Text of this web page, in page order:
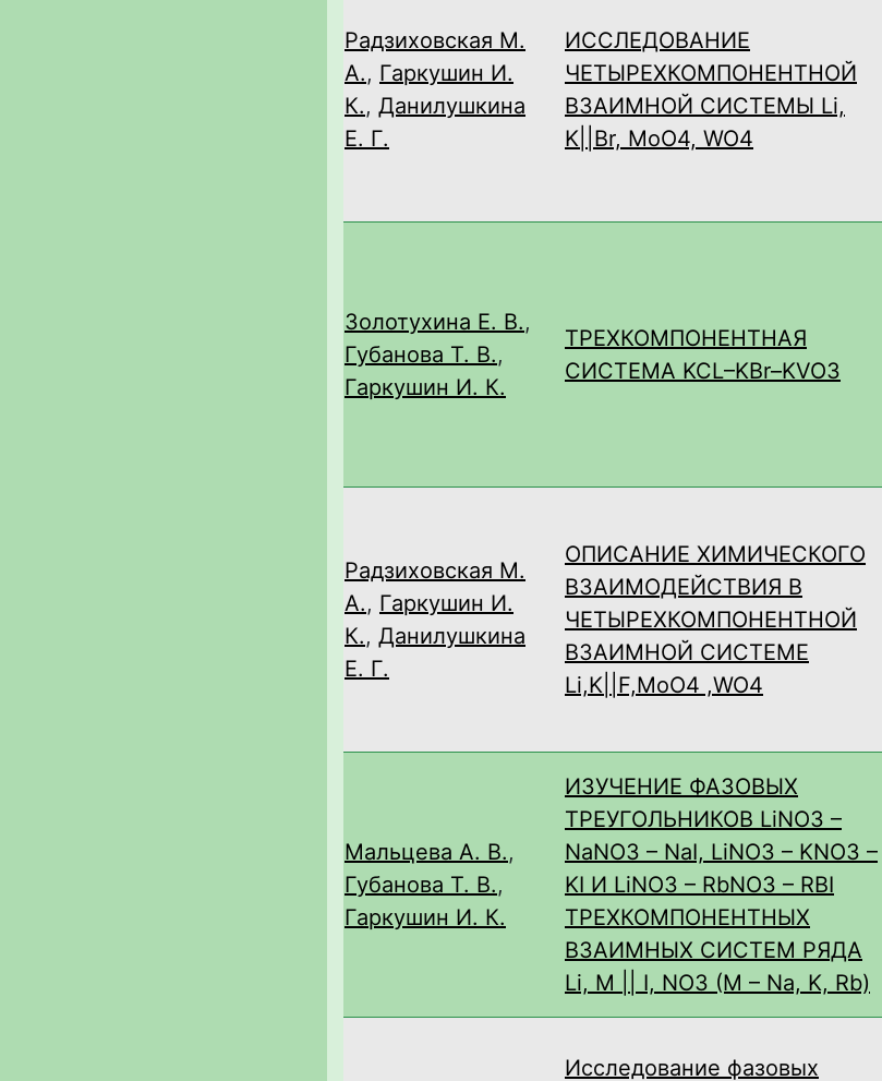
Радзиховская М.
А., Гаркушин И.
К., Данилушкина
Е. Г.
ИССЛЕДОВАНИЕ
ЧЕТЫРЕХКОМПОНЕНТНОЙ
ВЗАИМНОЙ СИСТЕМЫ Li,
K||Br, MoO4, WO4
Золотухина Е. В.,
Губанова Т. В.,
Гаркушин И. К.
ТРЕХКОМПОНЕНТНАЯ
СИСТЕМА KCL–KBr–KVO3
Радзиховская М.
А., Гаркушин И.
К., Данилушкина
Е. Г.
ОПИСАНИЕ ХИМИЧЕСКОГО
ВЗАИМОДЕЙСТВИЯ В
ЧЕТЫРЕХКОМПОНЕНТНОЙ
ВЗАИМНОЙ СИСТЕМЕ
Li,K||F,MoO4 ,WO4
Мальцева А. В.,
Губанова Т. В.,
Гаркушин И. К.
ИЗУЧЕНИЕ ФАЗОВЫХ
ТРЕУГОЛЬНИКОВ LiNO3 –
NaNO3 – NaI, LiNO3 – KNO3 –
KI И LiNO3 – RbNO3 – RBI
ТРЕХКОМПОНЕНТНЫХ
ВЗАИМНЫХ СИСТЕМ РЯДА
Li, M || I, NO3 (M – Na, K, Rb)
Исследование фазовых